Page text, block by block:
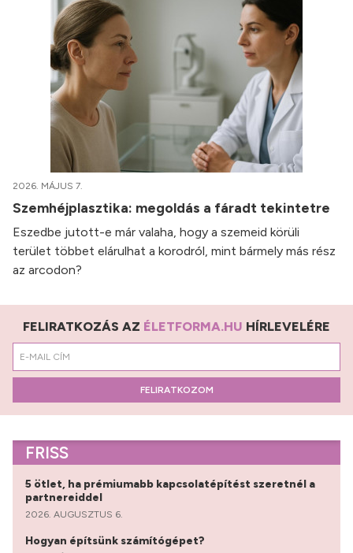
2026. MÁJUS 7.
Szemhéjplasztika: megoldás a fáradt tekintetre
Eszedbe jutott-e már valaha, hogy a szemeid körüli
terület többet elárulhat a korodról, mint bármely más rész
az arcodon?
FELIRATKOZÁS AZ ÉLETFORMA.HU HÍRLEVELÉRE
FELIRATKOZOM
FRISS
5 ötlet, ha prémiumabb kapcsolatépítést szeretnél a
partnereiddel
2026. AUGUSZTUS 6.
Hogyan építsünk számítógépet?